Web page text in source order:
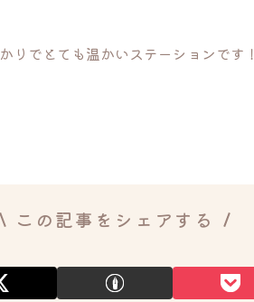
りでとても温かいステーションです！
この記事をシェアする